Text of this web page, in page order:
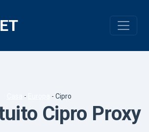
- - Cipro
Cipro Proxy